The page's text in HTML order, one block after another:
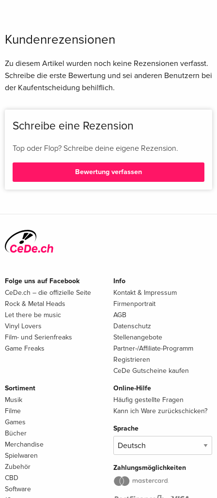
Kundenrezensionen
Zu diesem Artikel wurden noch keine Rezensionen verfasst.
Schreibe die erste Bewertung und sei anderen Benutzern bei
der Kaufentscheidung behilflich.
Schreibe eine Rezension
Top oder Flop? Schreibe deine eigene Rezension.
Bewertung verfassen
Folge uns auf Facebook
CeDe.ch – die offizielle Seite
Rock & Metal Heads
Let there be music
Vinyl Lovers
Film- und Serienfreaks
Game Freaks
Info
Kontakt & Impressum
Firmenportrait
AGB
Datenschutz
Stellenangebote
Partner-/Affiliate-Programm
Registrieren
CeDe Gutscheine kaufen
Sortiment
Musik
Filme
Games
Bücher
Merchandise
Spielwaren
Zubehör
CBD
Software
Online-Hilfe
Häufig gestellte Fragen
Kann ich Ware zurückschicken?
Sprache
Zahlungsmöglichkeiten